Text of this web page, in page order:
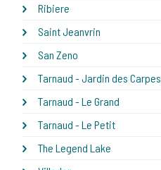
Ribiere
Saint Jeanvrin
San Zeno
Tarnaud - Jardin des Carpes
Tarnaud - Le Grand
Tarnaud - Le Petit
The Legend Lake